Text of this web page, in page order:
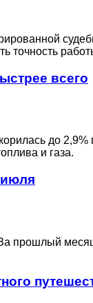
всего
до
и газа.
прошлый